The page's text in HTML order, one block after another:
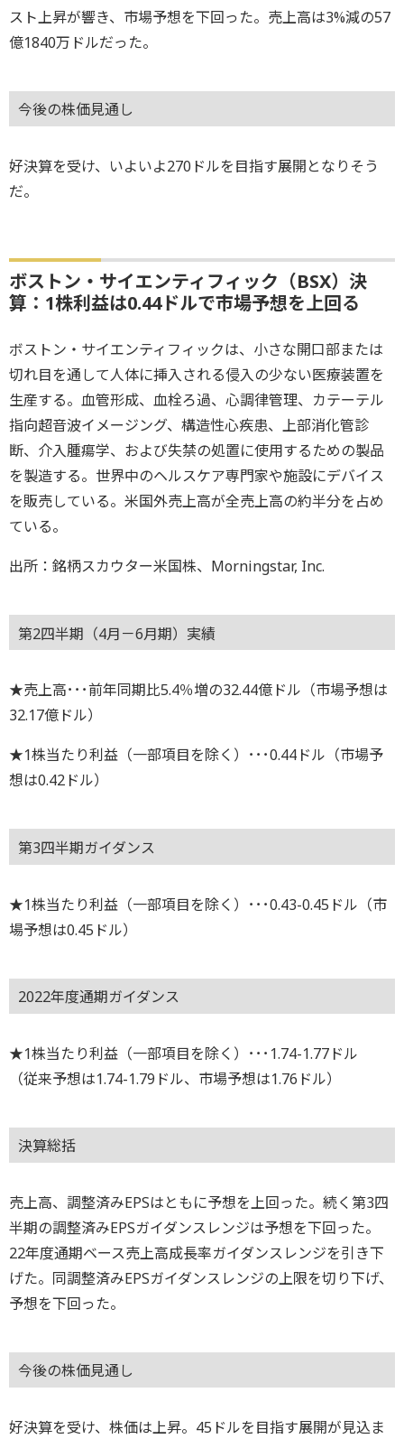
スト上昇が響き、市場予想を下回った。売上高は3%減の57
億1840万ドルだった。
今後の株価見通し
好決算を受け、いよいよ270ドルを目指す展開となりそう
だ。
ボストン・サイエンティフィック（BSX）決
算：1株利益は0.44ドルで市場予想を上回る
ボストン・サイエンティフィックは、小さな開口部または
切れ目を通して人体に挿入される侵入の少ない医療装置を
生産する。血管形成、血栓ろ過、心調律管理、カテーテル
指向超音波イメージング、構造性心疾患、上部消化管診
断、介入腫瘍学、および失禁の処置に使用するための製品
を製造する。世界中のヘルスケア専門家や施設にデバイス
を販売している。米国外売上高が全売上高の約半分を占め
ている。
出所：銘柄スカウター米国株、Morningstar, Inc.
第2四半期（4月－6月期）実績
★売上高･･･前年同期比5.4％増の32.44億ドル（市場予想は
32.17億ドル）
★1株当たり利益（一部項目を除く）･･･0.44ドル（市場予
想は0.42ドル）
第3四半期ガイダンス
★1株当たり利益（一部項目を除く）･･･0.43-0.45ドル（市
場予想は0.45ドル）
2022年度通期ガイダンス
★1株当たり利益（一部項目を除く）･･･1.74-1.77ドル
（従来予想は1.74-1.79ドル、市場予想は1.76ドル）
決算総括
売上高、調整済みEPSはともに予想を上回った。続く第3四
半期の調整済みEPSガイダンスレンジは予想を下回った。
22年度通期ベース売上高成長率ガイダンスレンジを引き下
げた。同調整済みEPSガイダンスレンジの上限を切り下げ、
予想を下回った。
今後の株価見通し
好決算を受け、株価は上昇。45ドルを目指す展開が見込ま